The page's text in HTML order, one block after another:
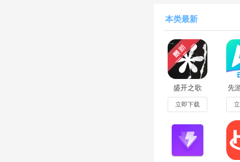
游戏的乐趣和互动性。
游戏提供了大量的任
趣和探索欲望。
3、在线更新和社区支持
游戏不断更新和改进
品和经验，获得反馈和
游戏优势
本类最新
盛开之歌
(Song of
Bloom)汉化
版最新版
立即下载
先
下